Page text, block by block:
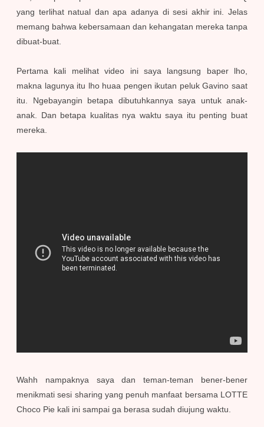
yang terlihat natual dan apa adanya di sesi akhir ini. Jelas
memang bahwa kebersamaan dan kehangatan mereka tanpa
dibuat-buat.
Pertama kali melihat video ini saya langsung baper lho,
makna lagunya itu lho huaa pengen ikutan peluk Gavino saat
itu. Ngebayangin betapa dibutuhkannya saya untuk anak-
anak. Dan betapa kualitas nya waktu saya itu penting buat
mereka.
Wahh nampaknya saya dan teman-teman bener-bener
menikmati sesi sharing yang penuh manfaat bersama LOTTE
Choco Pie kali ini sampai ga berasa sudah diujung waktu.